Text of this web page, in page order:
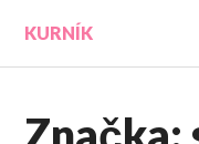
obsah
KURNÍK